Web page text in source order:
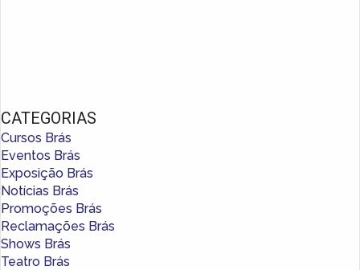
CATEGORIAS
Cursos Brás
Eventos Brás
Exposição Brás
Notícias Brás
Promoções Brás
Reclamações Brás
Shows Brás
Teatro Brás